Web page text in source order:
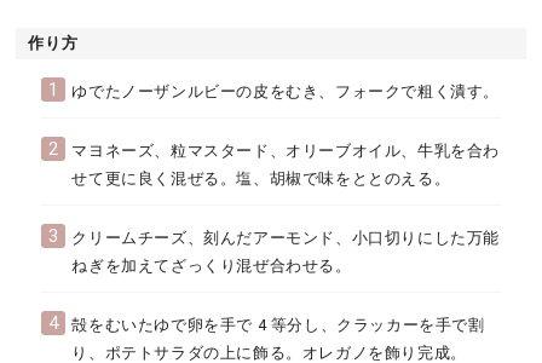
作り方
1 ゆでたノーザンルビーの皮をむき、フォークで粗く潰す。
2
マヨネーズ、粒マスタード、オリーブオイル、牛乳を合わ
せて更に良く混ぜる。塩、胡椒で味をととのえる。
3
クリームチーズ、刻んだアーモンド、小口切りにした万能
ねぎを加えてざっくり混ぜ合わせる。
4
殻をむいたゆで卵を手で 4 等分し、クラッカーを手で割
り、ポテトサラダの上に飾る。オレガノを飾り完成。